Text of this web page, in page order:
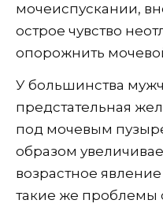
мочеиспускании,
острое чувство
опорожнить
У большинства
предстательная
под мочевым
образом
возрастное
такие же проблемы